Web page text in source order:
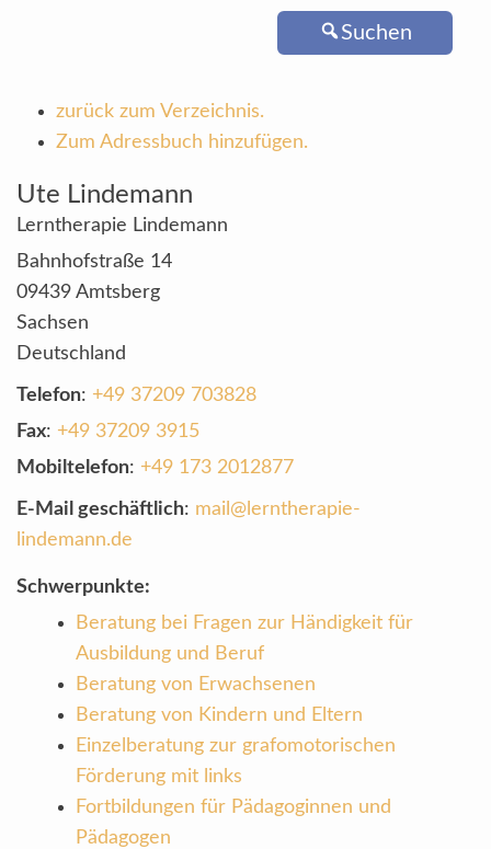
Suchen
zurück zum Verzeichnis.
Zum Adressbuch hinzufügen.
Ute Lindemann
Lerntherapie Lindemann
Bahnhofstraße 14
09439 Amtsberg
Sachsen
Deutschland
Telefon: +49 37209 703828
Fax: +49 37209 3915
Mobiltelefon: +49 173 2012877
E-Mail geschäftlich: mail@lerntherapie-
lindemann.de
Schwerpunkte:
Beratung bei Fragen zur Händigkeit für
Ausbildung und Beruf
Beratung von Erwachsenen
Beratung von Kindern und Eltern
Einzelberatung zur grafomotorischen
Förderung mit links
Fortbildungen für Pädagoginnen und
Pädagogen